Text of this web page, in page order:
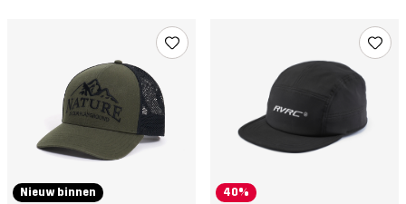
Nieuw binnen 40%